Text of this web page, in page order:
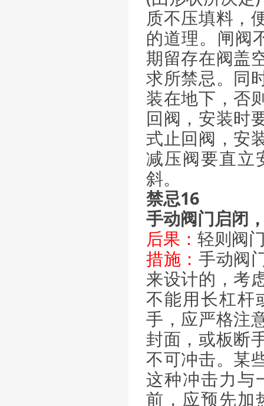
质不压填料，
的道理。闸阀
期留存在阀盖
求所禁忌。同
装在地下，否
回阀，安装时
式止回阀，安
减压阀要直立
斜。
禁忌16
手动阀门启闭
后果： 轻则阀
措施：手动阀
来设计的，考
不能用长杠杆
手，应严格注
封面，或板断
不可冲击。某
这种冲击力与
前，应预先加